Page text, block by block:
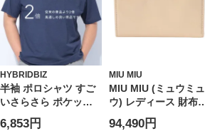
HYBRIDBIZ
半袖 ポロシャツ すご
いさらさら ポケット
トップス 無地 涼しい
春 夏 大きいサイズ メ
6,853円
MIU MIU
MIU MIU (ミュウミュ
ウ) レディース 財布
シワ加工 シャインレ
ザー 二つ折り ウォレ
94,490円